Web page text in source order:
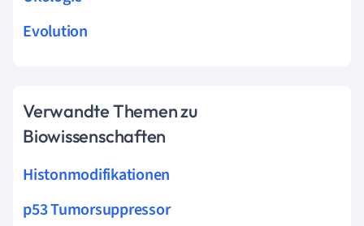
Evolution
Verwandte Themen zu
Biowissenschaften
Histonmodifikationen
p53 Tumorsuppressor